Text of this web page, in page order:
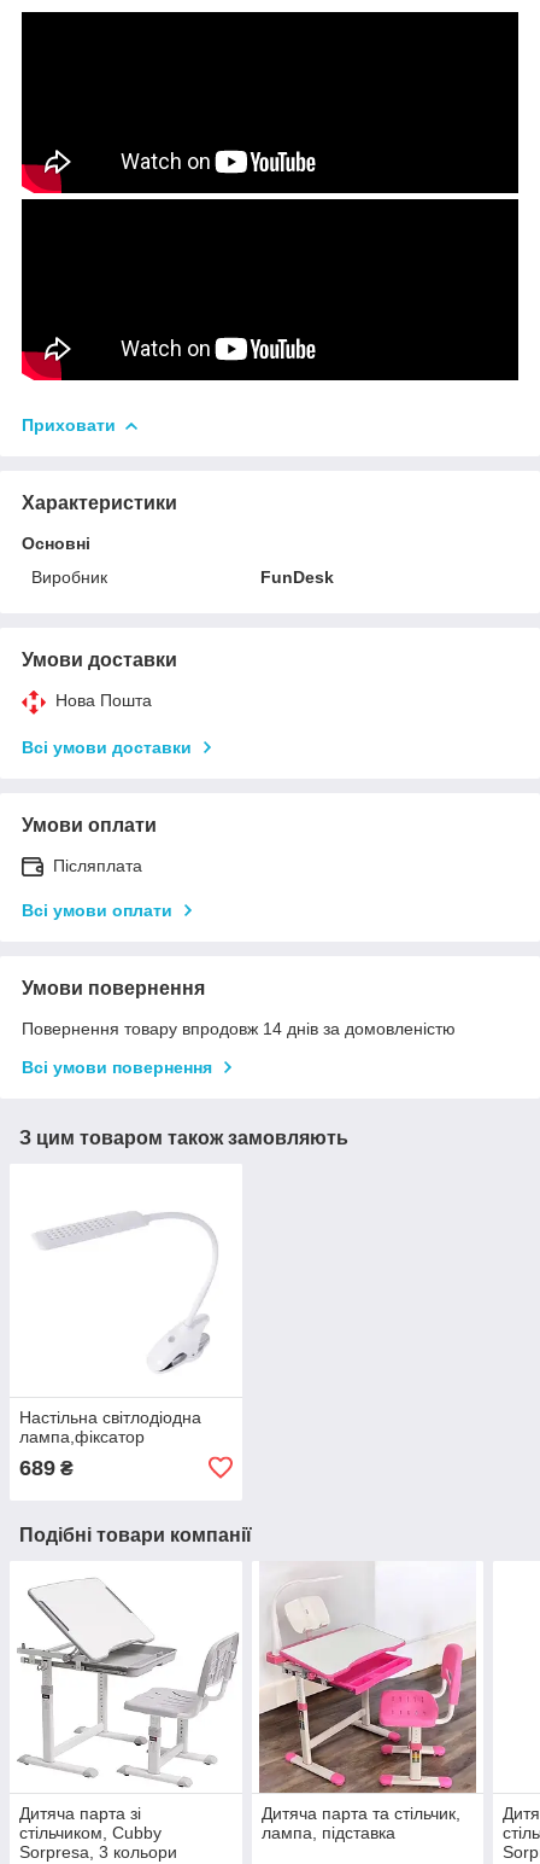
Приховати
Характеристики
Основні
Виробник
FunDesk
Умови доставки
Нова Пошта
Всі умови доставки
Умови оплати
Післяплата
Всі умови оплати
Умови повернення
Повернення товару впродовж 14 днів за домовленістю
Всі умови повернення
З цим товаром також замовляють
Настільна світлодіодна
лампа,фіксатор
689 ₴
Подібні товари компанії
Дитяча парта зі
стільчиком, Cubby
Sorpresa, 3 кольори
Дитяча парта та стільчик,
лампа, підставка